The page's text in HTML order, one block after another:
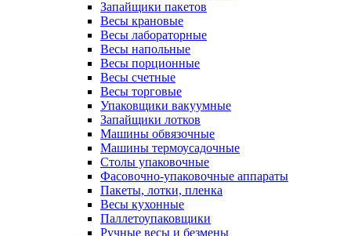
Запайщики пакетов
Весы крановые
Весы лабораторные
Весы напольные
Весы порционные
Весы счетные
Весы торговые
Упаковщики вакуумные
Запайщики лотков
Машины обвязочные
Машины термоусадочные
Столы упаковочные
Фасовочно-упаковочные аппараты
Пакеты, лотки, пленка
Весы кухонные
Паллетоупаковщики
Ручные весы и безмены